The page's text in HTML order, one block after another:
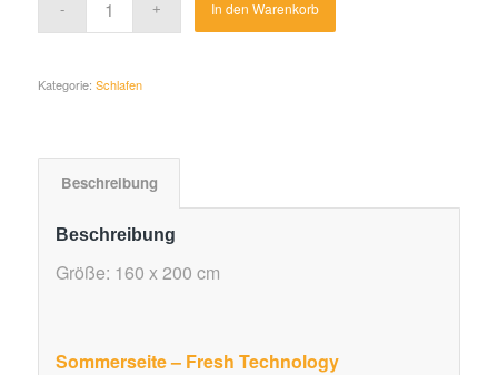
In den Warenkorb
Kategorie: Schlafen
Beschreibung
Beschreibung
Größe: 160 x 200 cm
Sommerseite – Fresh Technology